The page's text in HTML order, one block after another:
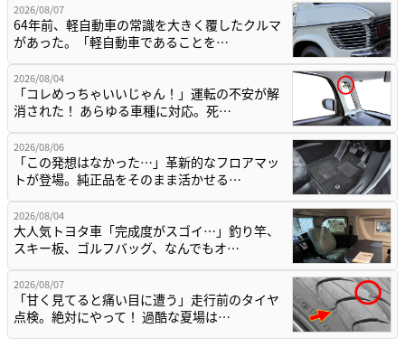
2026/08/07
64年前、軽自動車の常識を大きく覆したクルマ
があった。「軽自動車であることを…
2026/08/04
「コレめっちゃいいじゃん！」運転の不安が解
消された！ あらゆる車種に対応。死…
2026/08/06
「この発想はなかった…」革新的なフロアマッ
トが登場。純正品をそのまま活かせる…
2026/08/04
大人気トヨタ車「完成度がスゴイ…」釣り竿、
スキー板、ゴルフバッグ、なんでもオ…
2026/08/07
「甘く見てると痛い目に遭う」走行前のタイヤ
点検。絶対にやって！ 過酷な夏場は…